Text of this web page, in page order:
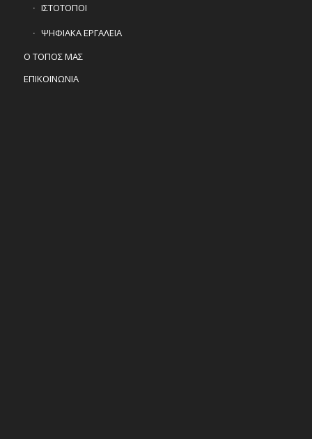
ΙΣΤΟΤΟΠΟΙ
ΨΗΦΙΑΚΑ ΕΡΓΑΛΕΙΑ
Ο ΤΟΠΟΣ ΜΑΣ
ΕΠΙΚΟΙΝΩΝΙΑ